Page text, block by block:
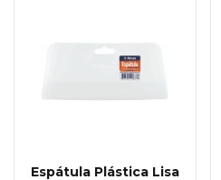
Espátula Plástica Lisa